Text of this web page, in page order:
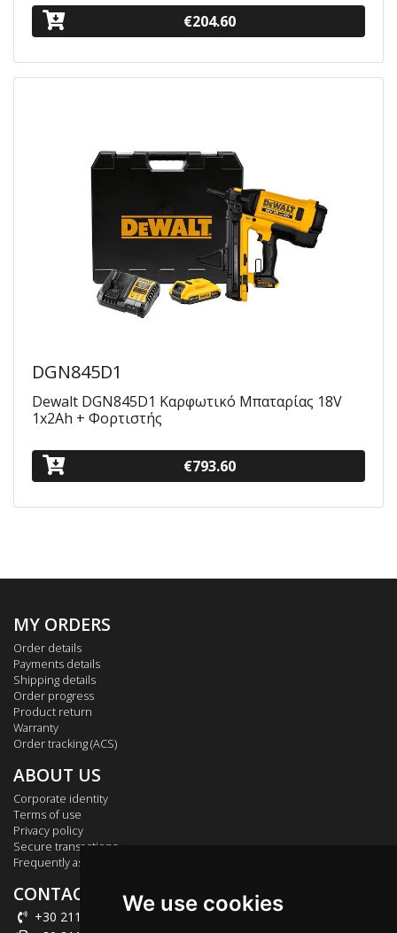
€204.60
DGN845D1
Dewalt DGN845D1 Καρφωτικό Μπαταρίας 18V
1x2Ah + Φορτιστής
€793.60
MY ORDERS
Order details
Payments details
Shipping details
Order progress
Product return
Warranty
Order tracking (ACS)
ABOUT US
Corporate identity
Terms of use
Privacy policy
Secure transactions
Frequently asked questions
CONTACT US
+30 211 012 2003
We use cookies